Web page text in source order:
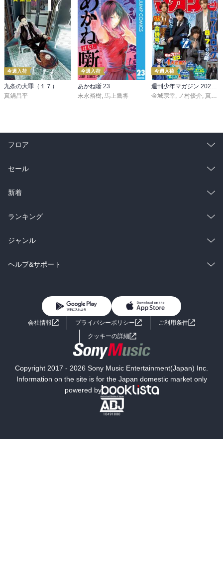
今週入荷
九条の大罪（１７）
真鍋昌平
今週入荷
あかね噺 23
末永裕樹 馬上鷹将
今週入荷
金城宗幸
ノ村優介 真島ヒロ
フロア
総合
ラノベ
雑誌・グラビア
BL・TL
セール
総合
ラノベ
雑誌・グラビア
BL・TL
新着
総合
ラノベ
雑誌・グラビア
ランキング
総合
ラノベ
ジャンル
コミック
ライトノベル 男子向けラノベ
小説
海外小説
ミステリー SF
文学
ヘルプ&サポート
よくあるご質問 お問い合わせ
会社情報 プライバシーポリシー
ご利用条件
クッキーの詳細
Copyright 2017 - 2026 Sony Music Entertainment(Japan) Inc.
Information on the site is for the Japan domestic market only
powered by